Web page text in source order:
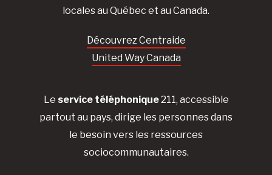
locales au Québec et au Canada.
Découvrez Centraide
United Way Canada
Le service téléphonique211, accessible
partout au pays, dirige les personnes dans
le besoin vers les ressources
sociocommunautaires.